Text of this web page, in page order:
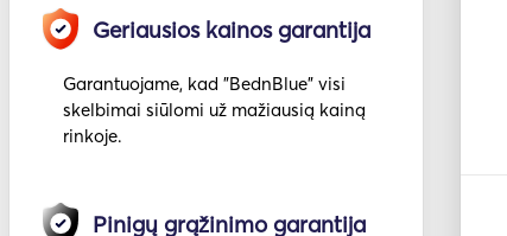
Geriausios kainos garantija
Garantuojame, kad "BednBlue" visi
skelbimai siūlomi už mažiausią kainą
rinkoje.
Pinigų grąžinimo garantija